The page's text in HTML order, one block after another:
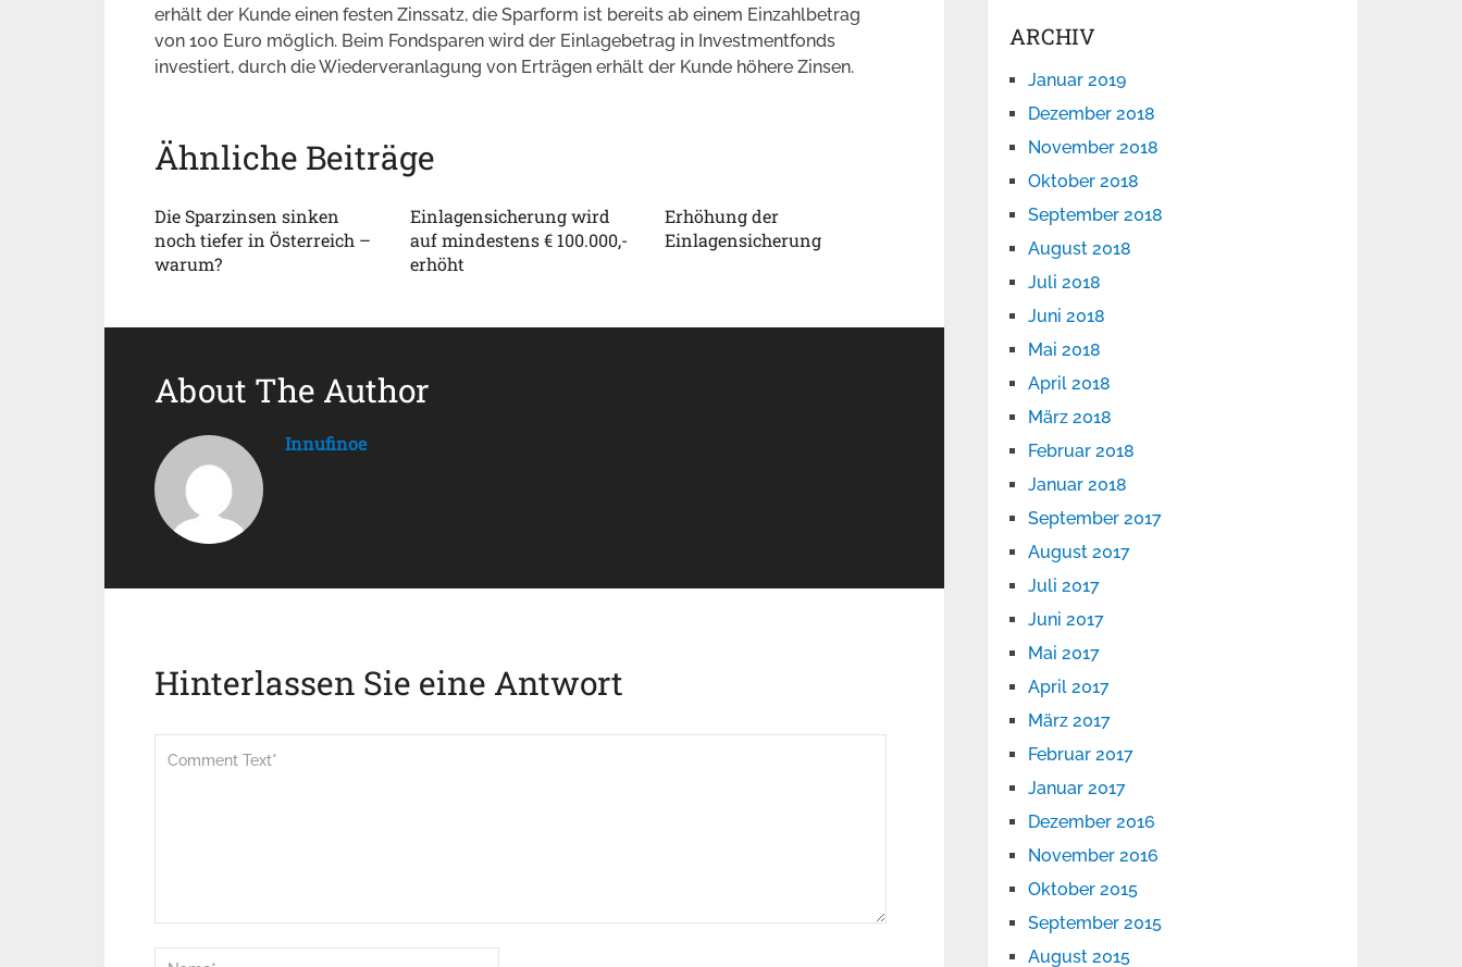
erhält der Kunde einen festen Zinssatz, die Sparform ist bereits ab einem Einzahlbetrag
von 100 Euro möglich. Beim Fondsparen wird der Einlagebetrag in Investmentfonds
investiert, durch die Wiederveranlagung von Erträgen erhält der Kunde höhere Zinsen.
Ähnliche Beiträge
Die Sparzinsen sinken
noch tiefer in Österreich –
warum?
Einlagensicherung wird
auf mindestens € 100.000,-
erhöht
Erhöhung der
Einlagensicherung
About The Author
Innufinoe
Hinterlassen Sie eine Antwort
ARCHIV
Januar 2019
Dezember 2018
November 2018
Oktober 2018
September 2018
August 2018
Juli 2018
Juni 2018
Mai 2018
April 2018
März 2018
Februar 2018
Januar 2018
September 2017
August 2017
Juli 2017
Juni 2017
Mai 2017
April 2017
März 2017
Februar 2017
Januar 2017
Dezember 2016
November 2016
Oktober 2015
September 2015
August 2015